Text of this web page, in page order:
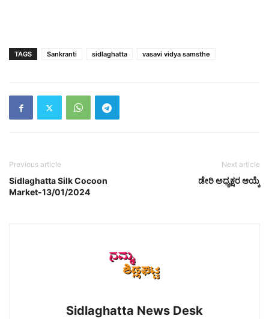
TAGS Sankranti sidlaghatta vasavi vidya samsthe
Previous article
Sidlaghatta Silk Cocoon
Market-13/01/2024
Next article
ಡೇರಿ ಅಧ್ಯಕ್ಷರ ಆಯ್ಕೆ
Sidlaghatta News Desk